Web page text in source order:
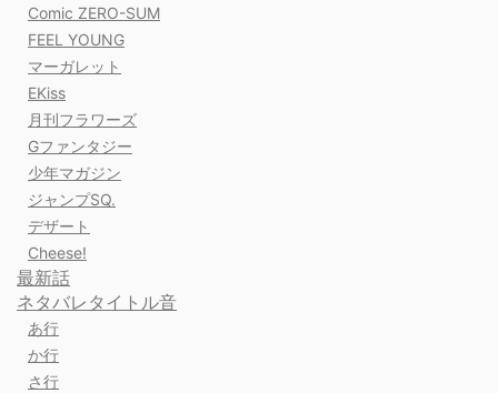
Comic ZERO-SUM
FEEL YOUNG
マーガレット
EKiss
月刊フラワーズ
Gファンタジー
少年マガジン
ジャンプSQ.
デザート
Cheese!
最新話
ネタバレタイトル音
あ行
か行
さ行